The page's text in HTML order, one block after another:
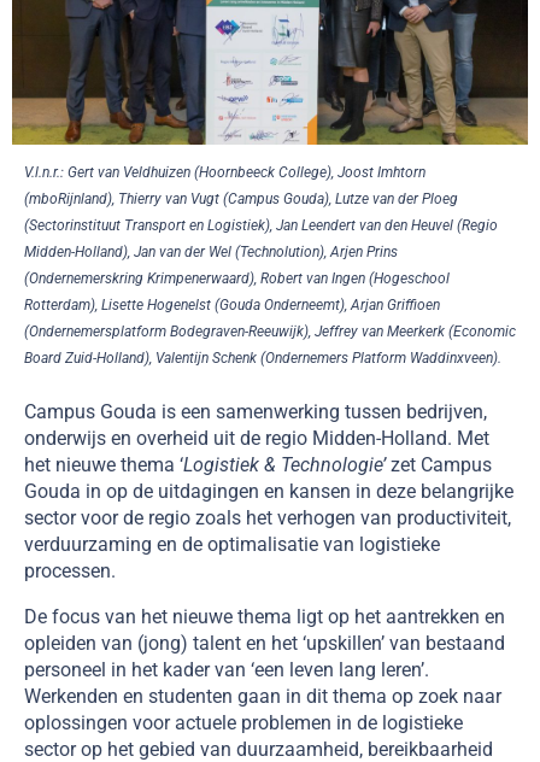
V.l.n.r.: Gert van Veldhuizen (Hoornbeeck College), Joost Imhtorn
(mboRijnland), Thierry van Vugt (Campus Gouda), Lutze van der Ploeg
(Sectorinstituut Transport en Logistiek), Jan Leendert van den Heuvel (Regio
Midden-Holland), Jan van der Wel (Technolution), Arjen Prins
(Ondernemerskring Krimpenerwaard), Robert van Ingen (Hogeschool
Rotterdam), Lisette Hogenelst (Gouda Onderneemt), Arjan Griffioen
(Ondernemersplatform Bodegraven-Reeuwijk), Jeffrey van Meerkerk (Economic
Board Zuid-Holland), Valentijn Schenk (Ondernemers Platform Waddinxveen).
Campus Gouda is een samenwerking tussen bedrijven,
onderwijs en overheid uit de regio Midden-Holland. Met
het nieuwe thema ‘Logistiek & Technologie’zet Campus
Gouda in op de uitdagingen en kansen in deze belangrijke
sector voor de regio zoals het verhogen van productiviteit,
verduurzaming en de optimalisatie van logistieke
processen.
De focus van het nieuwe thema ligt op het aantrekken en
opleiden van (jong) talent en het ‘upskillen’ van bestaand
personeel in het kader van ‘een leven lang leren’.
Werkenden en studenten gaan in dit thema op zoek naar
oplossingen voor actuele problemen in de logistieke
sector op het gebied van duurzaamheid, bereikbaarheid